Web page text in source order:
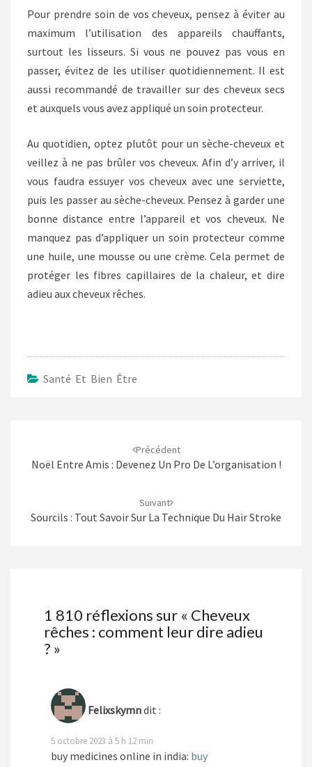
Pour prendre soin de vos cheveux, pensez à éviter au
maximum l’utilisation des appareils chauffants,
surtout les lisseurs. Si vous ne pouvez pas vous en
passer, évitez de les utiliser quotidiennement. Il est
aussi recommandé de travailler sur des cheveux secs
et auxquels vous avez appliqué un soin protecteur.
Au quotidien, optez plutôt pour un sèche-cheveux et
veillez à ne pas brûler vos cheveux. Afin d’y arriver, il
vous faudra essuyer vos cheveux avec une serviette,
puis les passer au sèche-cheveux. Pensez à garder une
bonne distance entre l’appareil et vos cheveux. Ne
manquez pas d’appliquer un soin protecteur comme
une huile, une mousse ou une crème. Cela permet de
protéger les fibres capillaires de la chaleur, et dire
adieu aux cheveux rêches.
Santé Et Bien Être
Précédent
Noël Entre Amis : Devenez Un Pro De L’organisation !
Suivant
Sourcils : Tout Savoir Sur La Technique Du Hair Stroke
1 810 réflexions sur « Cheveux
rêches : comment leur dire adieu
? »
Felixskymndit :
5 octobre 2023 à 5 h 12 min
buy medicines online in india: buy